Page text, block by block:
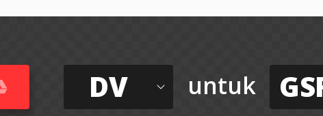
DV untuk